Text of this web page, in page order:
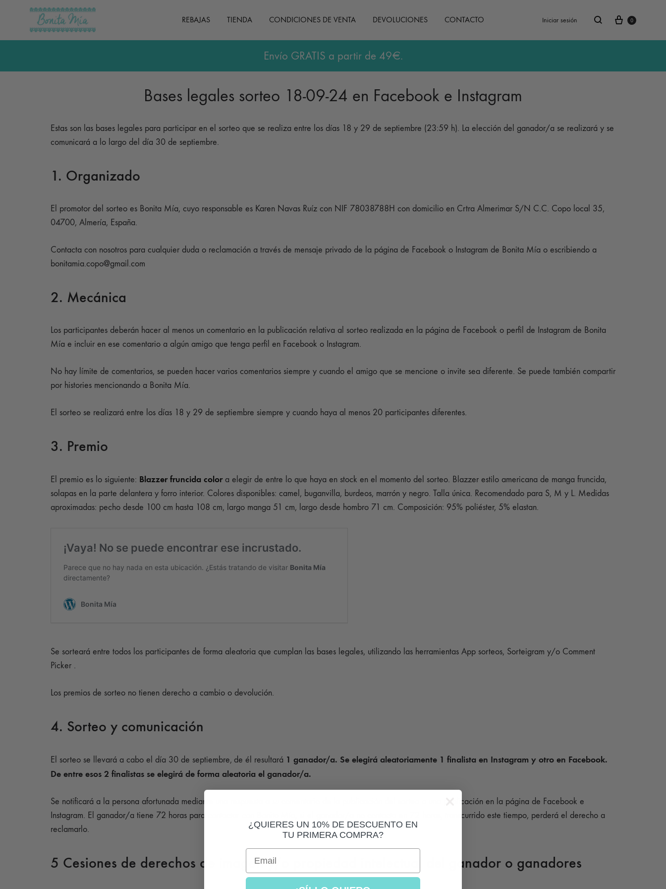
Bonita
Ropa
REBAJAS TIENDA CONDICIONES DE VENTA DEVOLUCIONES CONTACTO Iniciar sesión Buscar Carrito
0
Envío GRATIS a partir de 49€.
Bases legales sorteo 18-09-24 en Facebook e Instagram
Estas son las bases legales para participar en el sorteo que se realiza entre los días 18 y 29 de septiembre (23:59 h). La elección del ganador/a se realizará y se
comunicará a lo largo del día 30 de septiembre.
1. Organizado
El promotor del sorteo es Bonita Mía, cuyo responsable es Karen Navas Ruíz con NIF 78038788H con domicilio en Crtra Almerimar S/N C.C. Copo local 35,
04700, Almería, España.
Contacta con nosotros para cualquier duda o reclamación a través de mensaje privado de la página de Facebook o Instagram de Bonita Mía o escribiendo a
bonitamia.copo@gmail.com
2. Mecánica
Los participantes deberán hacer al menos un comentario en la publicación relativa al sorteo realizada en la página de Facebook o perfil de Instagram de Bonita
Mía e incluir en ese comentario a algún amigo que tenga perfil en Facebook o Instagram.
No hay límite de comentarios, se pueden hacer varios comentarios siempre y cuando el amigo que se mencione o invite sea diferente. Se puede también compartir
por histories mencionando a Bonita Mía.
El sorteo se realizará entre los días 18 y 29 de septiembre siempre y cuando haya al menos 20 participantes diferentes.
3. Premio
El premio es lo siguiente: Blazzer fruncida colora elegir de entre lo que haya en stock en el momento del sorteo. Blazzer estilo americana de manga fruncida,
solapas en la parte delantera y forro interior. Colores disponibles: camel, buganvilla, burdeos, marrón y negro. Talla única. Recomendado para S, M y L. Medidas
aproximadas: pecho desde 100 cm hasta 108 cm, largo manga 51 cm, largo desde hombro 71 cm. Composición: 95% poliéster, 5% elastan.
Se sorteará entre todos los participantes de forma aleatoria que cumplan las bases legales, utilizando las herramientas App sorteos, Sorteigram y/o Comment
Picker .
Los premios de sorteo no tienen derecho a cambio o devolución.
4. Sorteo y comunicación
El sorteo se llevará a cabo el día 30 de septiembre, de él resultará 1 ganador/a. Se elegirá aleatoriamente 1 finalista en Instagram y otro en Facebook.
De entre esos 2 finalistas se elegirá de forma aleatoria el ganador/a.
Se notificará a la persona afortunada mediante una respuesta a su comentario de la publicación del sorteo o una publicación en la página de Facebook e
Instagram. El ganador/a tiene 72 horas para contactar con Bonita Mía, si el ganador/a no contacta en 72 horas, transcurrido este tiempo, perderá el derecho a
reclamarlo.
5 Cesiones de derechos de imagen y/o propiedad intelectual del ganador o ganadores
¿QUIERES UN 10% DE DESCUENTO EN
TU PRIMERA COMPRA?
Email